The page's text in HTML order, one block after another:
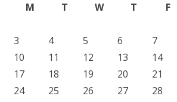
M
T W T F
3
4 5 6 7
10
11 12 13 14
17
18 19 20 21
24
25 26 27 28